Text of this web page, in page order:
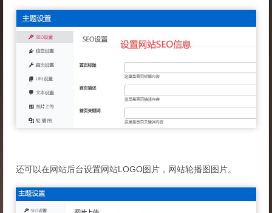
还可以在网站后台设置网站LOGO图片，网站轮播图图片。